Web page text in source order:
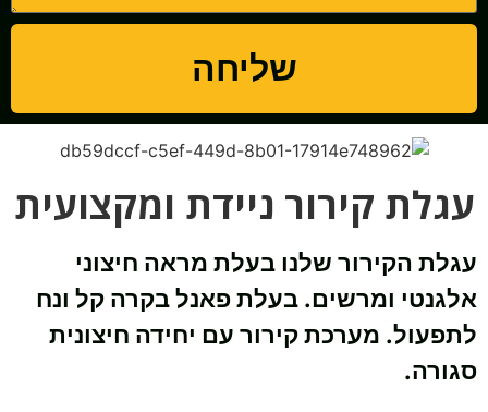
שליחה
עגלת קירור ניידת ומקצועית
עגלת הקירור שלנו בעלת מראה חיצוני
אלגנטי ומרשים. בעלת פאנל בקרה קל ונח
לתפעול. מערכת קירור עם יחידה חיצונית
סגורה.